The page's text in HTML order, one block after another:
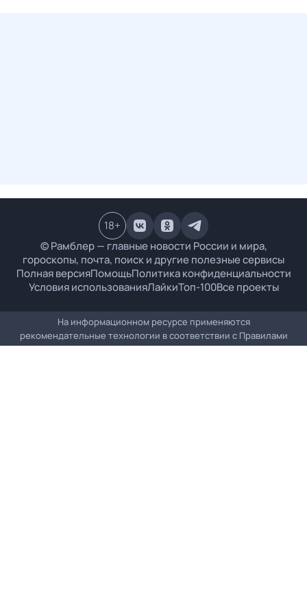
© Рамблер — главные новости России и мира,
гороскопы, почта, поиск и другие полезные сервисы
Полная версияПомощьПолитика конфиденциальности
Условия использованияЛайкиТоп-100Все проекты
18+
На информационном ресурсе применяются
рекомендательные технологии в соответствии с Правилами